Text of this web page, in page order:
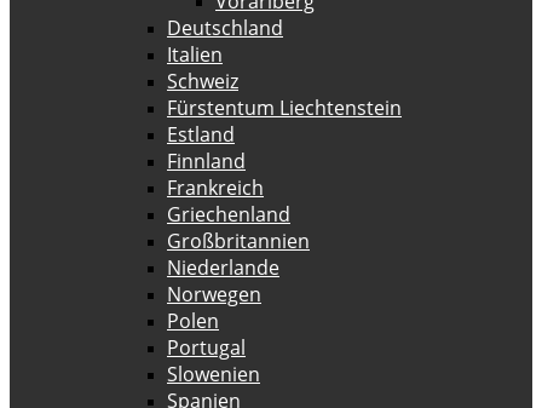
Deutschland
Italien
Schweiz
Fürstentum Liechtenstein
Estland
Finnland
Frankreich
Griechenland
Großbritannien
Niederlande
Norwegen
Polen
Portugal
Slowenien
Spanien